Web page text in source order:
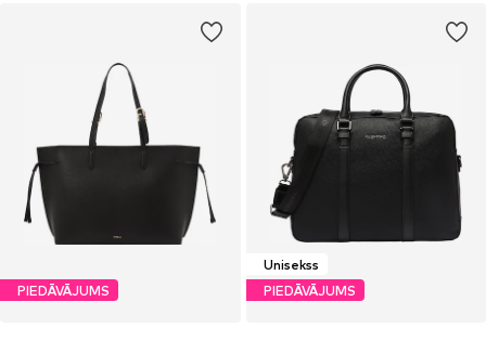
PIEDĀVĀJUMS
Unisekss
PIEDĀVĀJUMS